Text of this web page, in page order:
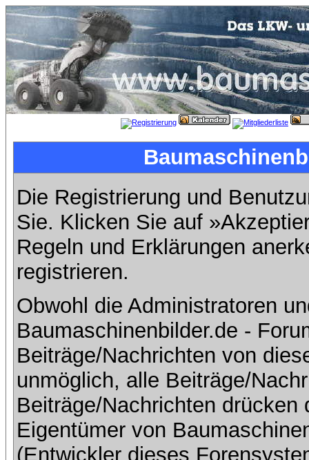
Die Registrierung und
Sie. Klicken Sie auf
Regeln und Erklärungen
registrieren.
Obwohl die Administratoren
Baumaschinenbilder.de -
Beiträge/Nachrichten von
unmöglich, alle Beiträge/
Beiträge/Nachrichten
Eigentümer von
(Entwickler dieses